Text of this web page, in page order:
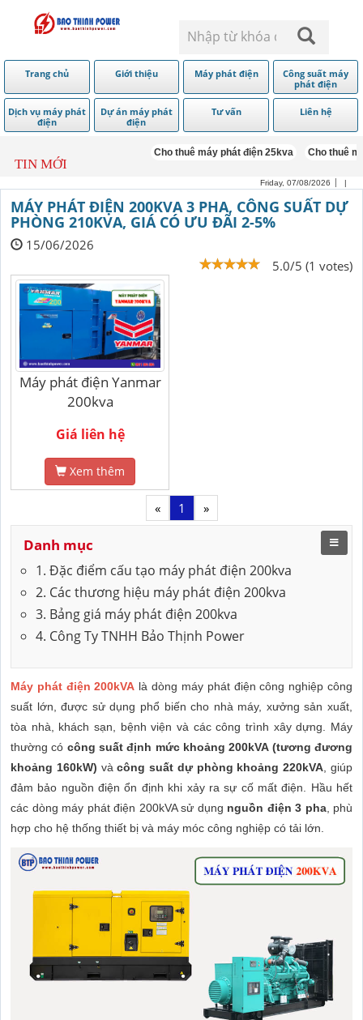
Trang chủ Giới thiệu Máy phát điện
Công suất máy
phát điện
Dịch vụ máy phát
điện
Dự án máy phát
điện
Tư vấn Liên hệ
TIN MỚI
Cho thuê máy phát điện 25kva Cho thuê máy
Friday, 07/08/2026 |
MÁY PHÁT ĐIỆN 200KVA 3 PHA, CÔNG SUẤT DỰ
PHÒNG 210KVA, GIÁ CÓ ƯU ĐÃI 2-5%
15/06/2026
5.0/5 (1 votes)
Máy phát điện Yanmar
200kva
Giá liên hệ
Xem thêm
« 1 »
Danh mục
1. Đặc điểm cấu tạo máy phát điện 200kva
2. Các thương hiệu máy phát điện 200kva
3. Bảng giá máy phát điện 200kva
4. Công Ty TNHH Bảo Thịnh Power
Máy phát điện 200kVA là dòng máy phát điện công nghiệp công
suất lớn, được sử dụng phổ biến cho nhà máy, xưởng sản xuất,
tòa nhà, khách sạn, bệnh viện và các công trình xây dựng. Máy
thường có công suất định mức khoảng 200kVA (tương đương
khoảng 160kW) vàcông suất dự phòng khoảng 220kVA , giúp
đảm bảo nguồn điện ổn định khi xảy ra sự cố mất điện. Hầu hết
các dòng máy phát điện 200kVA sử dụng nguồn điện 3 pha, phù
hợp cho hệ thống thiết bị và máy móc công nghiệp có tải lớn.